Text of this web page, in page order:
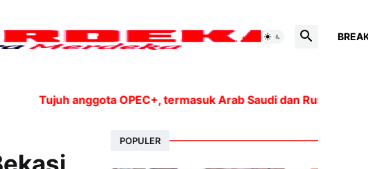
anggota OPEC+, termasuk Arab Saudi dan Rusia, akan
POPULER